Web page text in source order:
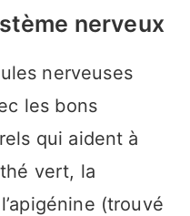
nerveux
nerveuses
les bons
qui aident à
vert, la
(trouvé